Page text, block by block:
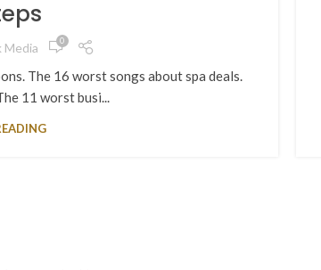
Media 0
The 16 worst songs about spa deals.
11 worst busi...